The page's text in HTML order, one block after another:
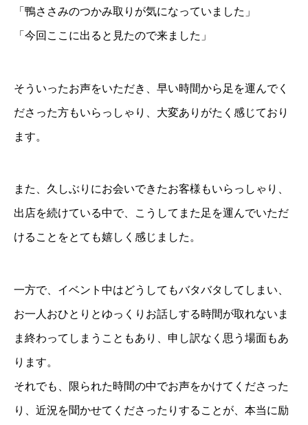
「鴨ささみのつかみ取りが気になっていました」
「今回ここに出ると見たので来ました」
そういったお声をいただき、早い時間から足を運んでく
ださった方もいらっしゃり、大変ありがたく感じており
ます。
また、久しぶりにお会いできたお客様もいらっしゃり、
出店を続けている中で、こうしてまた足を運んでいただ
けることをとても嬉しく感じました。
一方で、イベント中はどうしてもバタバタしてしまい、
お一人おひとりとゆっくりお話しする時間が取れないま
ま終わってしまうこともあり、申し訳なく思う場面もあ
ります。
それでも、限られた時間の中でお声をかけてくださった
り、近況を聞かせてくださったりすることが、本当に励